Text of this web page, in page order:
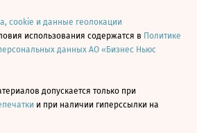
cookie и данные геолокации
использования содержатся в Политике
данных АО «Бизнес Ньюс
допускается только при
и при наличии гиперссылки на